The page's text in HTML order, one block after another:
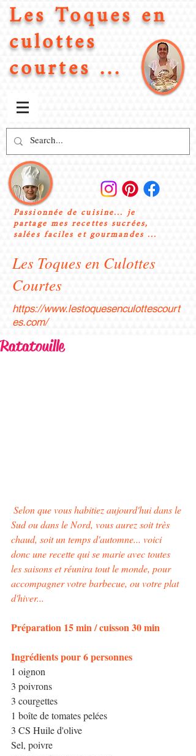
Les Toques en
culottes
courtes ...
Passionnée de cuisine... je
partage mes recettes sucrées,
salées faciles et gourmandes ...
Les Toques en Culottes
Courtes
https://www.lestoquesenculottescourt
es.com/
Ratatouille
Selon que vous habitiez aujourd'hui dans le
Sud ou dans le Nord, vous aurez soit très
chaud, soit un temps d'automne... voici
donc une recette qui se marie avec toutes
les saisons et réunira tout le monde, pour
accompagner votre barbecue, ou votre plat
d'hiver...
​Préparation 15 min / cuisson 30 min
Ingrédients pour 6 personnes
1 oignon
3 poivrons
3 courgettes
1 boîte de tomates pelées
3 CS Huile d'olive
Sel, poivre